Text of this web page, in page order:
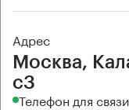
Адрес
Москва,
с3
Телефон для связи